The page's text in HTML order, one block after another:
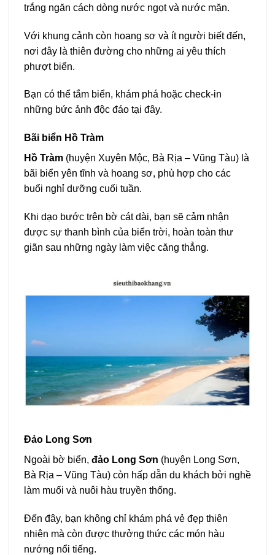
trắng ngăn cách dòng nước ngọt và nước mặn.
Với khung cảnh còn hoang sơ và ít người biết đến,
nơi đây là thiên đường cho những ai yêu thích
phượt biển.
Bạn có thể tắm biển, khám phá hoặc check-in
những bức ảnh độc đáo tại đây.
Bãi biển Hồ Tràm
Hồ Tràm (huyện Xuyên Mộc, Bà Rịa – Vũng Tàu) là
bãi biển yên tĩnh và hoang sơ, phù hợp cho các
buổi nghỉ dưỡng cuối tuần.
Khi dạo bước trên bờ cát dài, bạn sẽ cảm nhận
được sự thanh bình của biển trời, hoàn toàn thư
giãn sau những ngày làm việc căng thẳng.
Đảo Long Sơn
Ngoài bờ biển, đảo Long Sơn (huyện Long Sơn,
Bà Rịa – Vũng Tàu) còn hấp dẫn du khách bởi nghề
làm muối và nuôi hàu truyền thống.
Đến đây, bạn không chỉ khám phá vẻ đẹp thiên
nhiên mà còn được thưởng thức các món hàu
nướng nổi tiếng.